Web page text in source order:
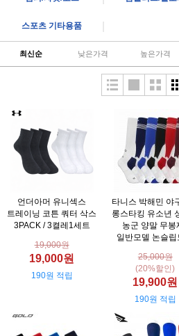
스포츠 기타용품
최신순 낮은가격 높은가격
언더아머 유니섹스
트레이닝 코튼 쿼터 삭스
3PACK / 3켤레1세트
19,000원
19,000원
190원 적립
타니스 박해민 야
롱스타킹 유소년
농군 양말 무봉
일반모델 논슬립
25,000원
(20%할인)
19,900원
190원 적립